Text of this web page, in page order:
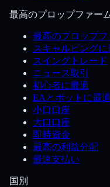
最高のプロップファー
最高のプロップフ
スキャルピングに
スイングトレード
ニュース取引
初心者に最適
EAとボットに最適
小口口座
大口口座
即時資金
最高の利益分配
最速支払い
国別